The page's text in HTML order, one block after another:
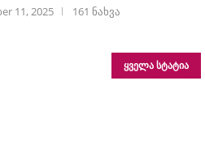
11, 2025 161 ნახვა
ᲧᲕᲔᲚᲐ ᲡᲢᲐᲢᲘᲐ